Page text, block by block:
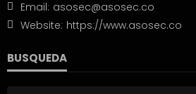
Email: asosec@asosec.co
Website: https://www.asosec.co
BUSQUEDA